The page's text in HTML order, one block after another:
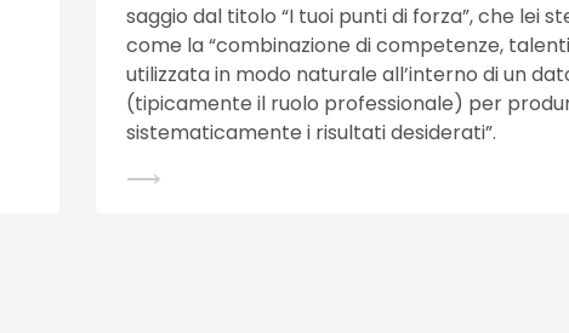
saggio dal titolo “I tuoi punti di forza”, che lei
come la “combinazione di competenze,
utilizzata in modo naturale all’interno di un
(tipicamente il ruolo professionale) per
sistematicamente i risultati desiderati”.
⟶